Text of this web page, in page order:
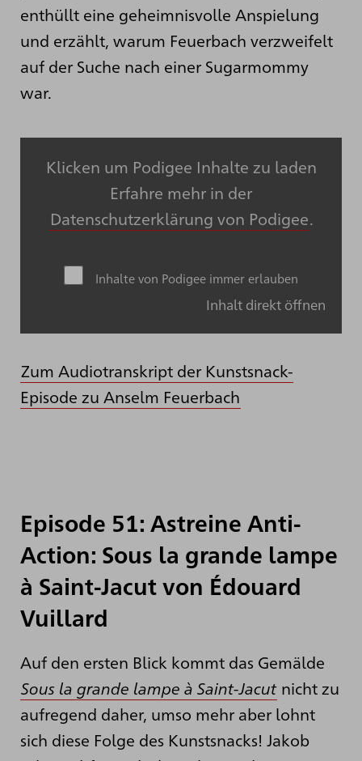
enthüllt eine geheimnisvolle Anspielung
und erzählt, warum Feuerbach verzweifelt
auf der Suche nach einer Sugarmommy
war.
Klicken um Podigee Inhalte zu laden
Erfahre mehr in der
Datenschutzerklärung von Podigee.
Inhalte von Podigee immer erlauben
Inhalt direkt öffnen
Zum Audiotranskript der Kunstsnack-
Episode zu Anselm Feuerbach
Episode 51: Astreine Anti-
Action: Sous la grande lampe
à Saint-Jacut von Édouard
Vuillard
Auf den ersten Blick kommt das Gemälde
Sous la grande lampe à Saint-Jacut nicht zu
aufregend daher, umso mehr aber lohnt
sich diese Folge des Kunstsnacks! Jakob